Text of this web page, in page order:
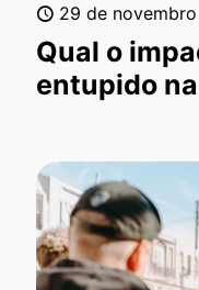
29 de
Qual o
entupido